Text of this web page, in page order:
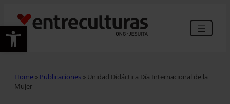
Abrir barra de herramientas
Home » Publicaciones » Unidad Didáctica Día Internacional de la
Mujer